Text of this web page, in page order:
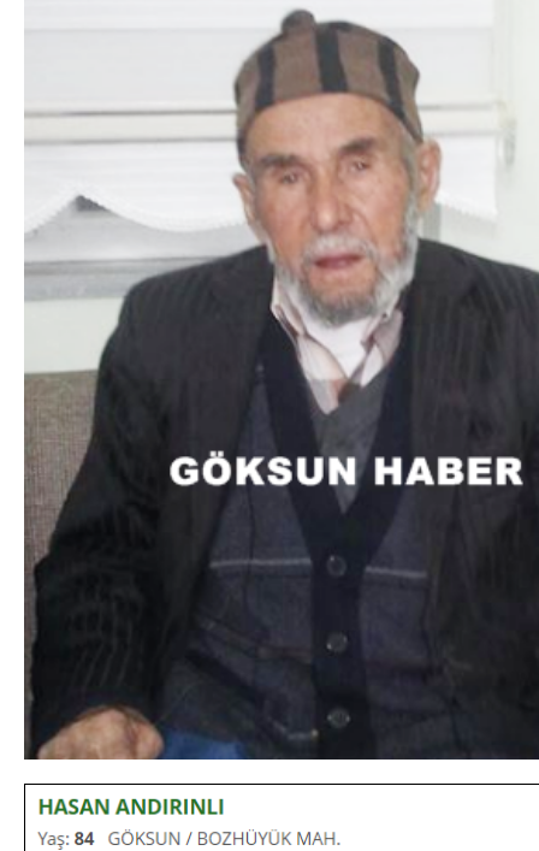
GÖKSUN HAFIZLIK KIZ KUR’AN KURSU
ÖĞRENCILERINE DARENDE GEZISI.